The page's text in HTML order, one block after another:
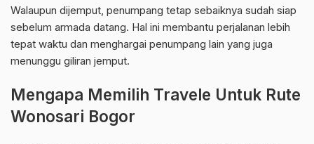
Walaupun dijemput, penumpang tetap sebaiknya sudah siap
sebelum armada datang. Hal ini membantu perjalanan lebih
tepat waktu dan menghargai penumpang lain yang juga
menunggu giliran jemput.
Mengapa Memilih Travele Untuk Rute
Wonosari Bogor